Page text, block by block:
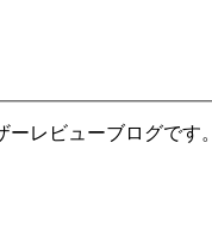
レビューブログです。